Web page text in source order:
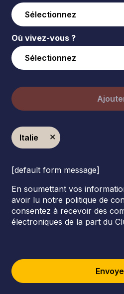
Où vivez-vous ?
Italie
[default form message]
En soumettant vos
avoir lu notre politique de
consentez à recevoir des
électroniques de la part du